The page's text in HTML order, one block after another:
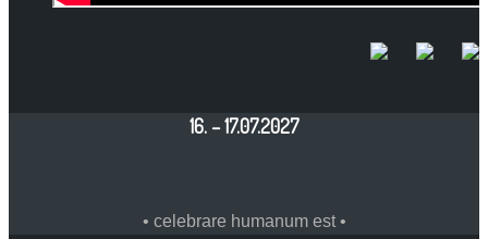
16. – 17.07.2027
• celebrare humanum est •